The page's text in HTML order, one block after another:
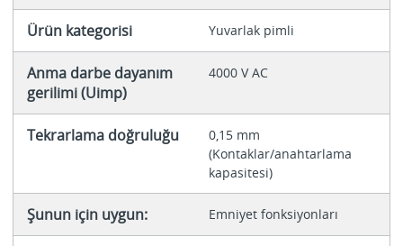
Ürün kategorisi Yuvarlak pimli
Anma darbe dayanım
gerilimi (Uimp)
4000 V AC
Tekrarlama doğruluğu
0,15 mm
(Kontaklar/anahtarlama
kapasitesi)
Şunun için uygun: Emniyet fonksiyonları